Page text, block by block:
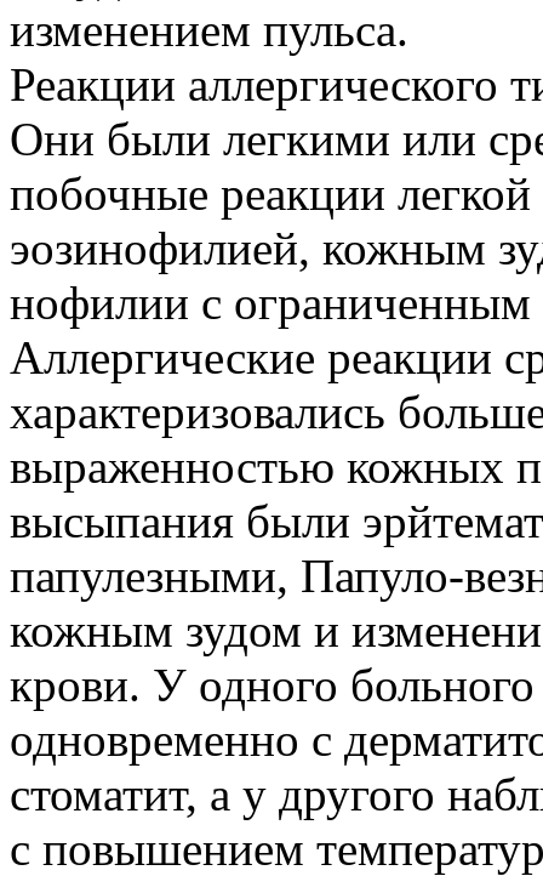
изменением пульса.
Реакции аллергического
Они были легкими или
побочные реакции
эозинофилией, кожным
нофилии с ограниченным
Аллергические реакции
характеризовались
выраженностью кожных
высыпания были
папулезными, Папуло-
кожным зудом и
крови. У одного
одновременно с
стоматит, а у другого
с повышением